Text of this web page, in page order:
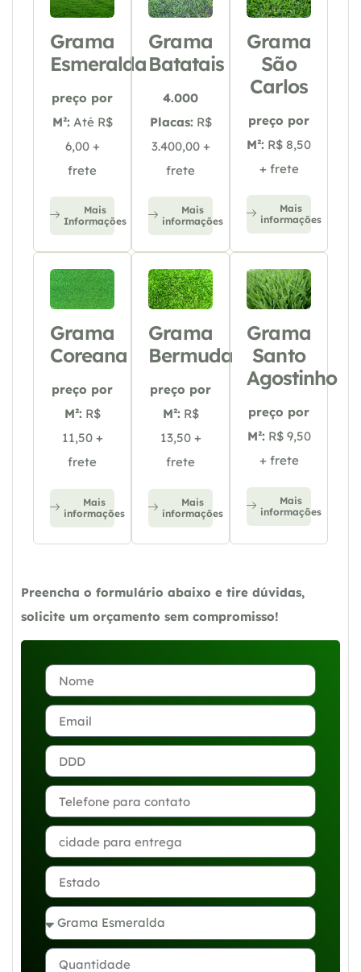
Grama
Esmeralda
preço por
M²: Até R$
6,00 +
frete
Mais
Informações
Grama
Batatais
4.000
Placas: R$
3.400,00 +
frete
Mais
informações
Grama
São
Carlos
preço por
M²: R$ 8,50
+ frete
Mais
informações
Grama
Coreana
preço por
M²: R$
11,50 +
frete
Mais
informações
Grama
Bermuda
preço por
M²: R$
13,50 +
frete
Mais
informações
Grama
Santo
Agostinho
preço por
M²: R$ 9,50
+ frete
Mais
informações
Preencha o formulário abaixo e tire dúvidas,
solicite um orçamento sem compromisso!